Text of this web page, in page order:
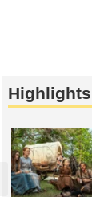
Highlights